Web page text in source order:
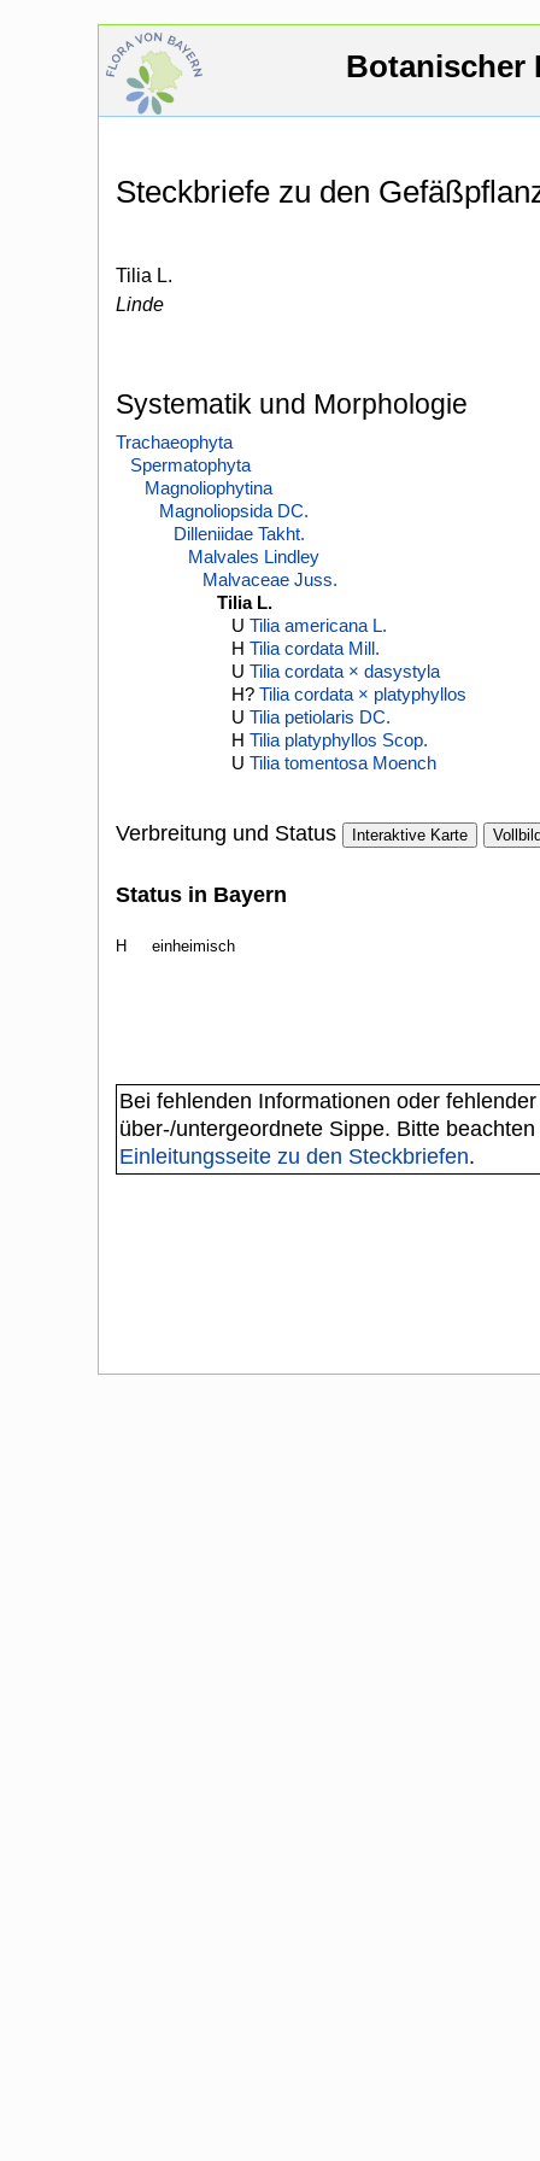
Botanischer
Steckbriefe zu den
Tilia L.
Linde
Systematik und Morphologie
Trachaeophyta
Spermatophyta
Magnoliophytina
Magnoliopsida DC.
Dilleniidae Takht.
Malvales Lindley
Malvaceae Juss.
Tilia L.
U Tilia americana L.
H Tilia cordata Mill.
U Tilia cordata × dasystyla
H? Tilia cordata × platyphyllos
U Tilia petiolaris DC.
H Tilia platyphyllos Scop.
U Tilia tomentosa Moench
Verbreitung und Status Interaktive Karte
Status in Bayern
H einheimisch
Bei fehlenden Informationen oder
über-/untergeordnete Sippe. Bitte
Einleitungsseite zu den Steckbriefen.